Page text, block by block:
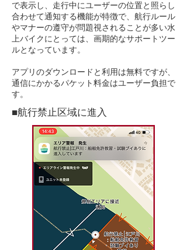
で表示し、走行中にユーザーの位置と照らし
合わせて通知する機能が特徴で、航行ルール
やマナーの遵守が問題視されることが多い水
上バイクにとっては、画期的なサポートツー
ルとなっています。
アプリのダウンロードと利用は無料ですが、
通信にかかるパケット料金はユーザー負担で
す。
■航行禁止区域に進入